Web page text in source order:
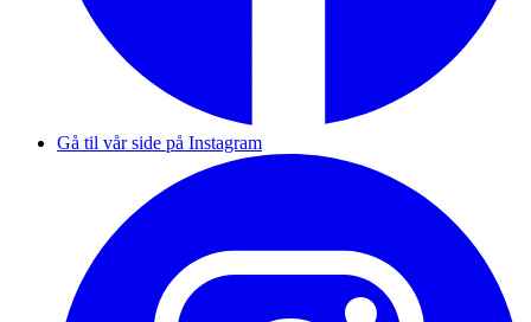
Gå til vår side på Instagram